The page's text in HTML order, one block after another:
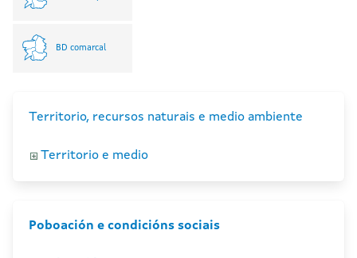
BD comarcal
Territorio, recursos naturais e medio ambiente
Territorio e medio
Poboación e condicións sociais